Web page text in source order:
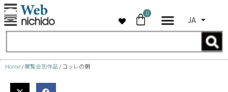
コ
テ
ン
0
JA
Home/展覧会別作品 / コッレの朝